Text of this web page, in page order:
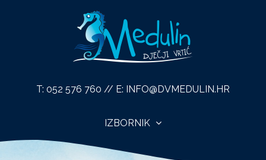
T: 052 576 760 // E: INFO@DVMEDULIN.HR
IZBORNIK